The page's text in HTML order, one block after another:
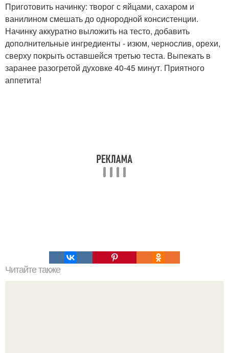
Приготовить начинку: творог с яйцами, сахаром и
ванилином смешать до однородной консистенции.
Начинку аккуратно выложить на тесто, добавить
дополнительные ингредиенты - изюм, чернослив, орехи,
сверху покрыть оставшейся третью теста. Выпекать в
заранее разогретой духовке 40-45 минут. Приятного
аппетита!
Читайте также